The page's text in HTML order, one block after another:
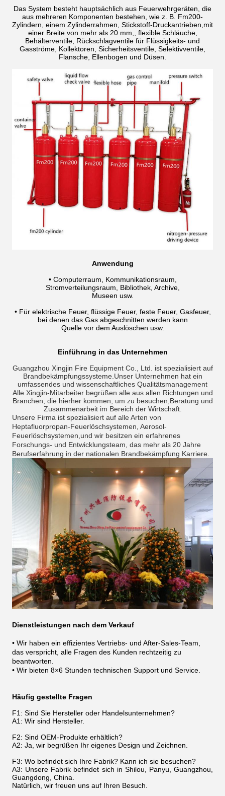
Das System besteht hauptsächlich aus Feuerwehrgeräten, die
aus mehreren Komponenten bestehen, wie z. B. Fm200-
Zylindern, einem Zylinderrahmen, Stickstoff-Druckantrieben,mit
einer Breite von mehr als 20 mm,, flexible Schläuche,
Behälterventile, Rückschlagventile für Flüssigkeits- und
Gasströme, Kollektoren, Sicherheitsventile, Selektivventile,
Flansche, Ellenbogen und Düsen.
Anwendung
• Computerraum, Kommunikationsraum,
Stromverteilungsraum, Bibliothek, Archive,
Museen usw.
• Für elektrische Feuer, flüssige Feuer, feste Feuer, Gasfeuer,
bei denen das Gas abgeschnitten werden kann
Quelle vor dem Auslöschen usw.
Einführung in das Unternehmen
Guangzhou Xingjin Fire Equipment Co., Ltd. ist spezialisiert auf
Brandbekämpfungssysteme.Unser Unternehmen hat ein
umfassendes und wissenschaftliches Qualitätsmanagement
Alle Xingjin-Mitarbeiter begrüßen alle aus allen Richtungen und
Branchen, die hierher kommen, um zu besuchen,Beratung und
Zusammenarbeit im Bereich der Wirtschaft.
Unsere Firma ist spezialisiert auf alle Arten von
Heptafluorpropan-Feuerlöschsystemen, Aerosol-
Feuerlöschsystemen,und wir besitzen ein erfahrenes
Forschungs- und Entwicklungsteam, das mehr als 20 Jahre
Berufserfahrung in der nationalen Brandbekämpfung Karriere.
Dienstleistungen nach dem Verkauf
• Wir haben ein effizientes Vertriebs- und After-Sales-Team,
das verspricht, alle Fragen des Kunden rechtzeitig zu
beantworten.
• Wir bieten 8×6 Stunden technischen Support und Service.
Häufig gestellte Fragen
F1: Sind Sie Hersteller oder Handelsunternehmen?
A1: Wir sind Hersteller.
F2: Sind OEM-Produkte erhältlich?
A2: Ja, wir begrüßen Ihr eigenes Design und Zeichnen.
F3: Wo befindet sich Ihre Fabrik? Kann ich sie besuchen?
A3: Unsere Fabrik befindet sich in Shilou, Panyu, Guangzhou,
Guangdong, China.
Natürlich, wir freuen uns auf Ihren Besuch.